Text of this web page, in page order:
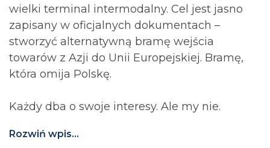
wielki terminal intermodalny. Cel jest jasno
zapisany w oficjalnych dokumentach –
stworzyć alternatywną bramę wejścia
towarów z Azji do Unii Europejskiej. Bramę,
która omija Polskę.
Każdy dba o swoje interesy. Ale my nie.
Rozwiń wpis...